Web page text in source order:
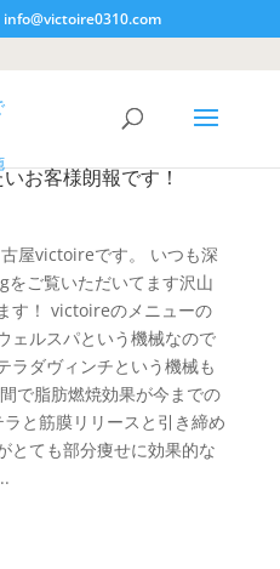
info@victoire0310.com
お客様朗報です！
屋victoireです。 いつも深
ご覧いただいてます沢山
す！ victoireのメニューの
ェルスパという機械なので
ラダヴィンチという機械も
で脂肪燃焼効果が今までの
と筋膜リリースと引き締め
とても部分痩せに効果的な